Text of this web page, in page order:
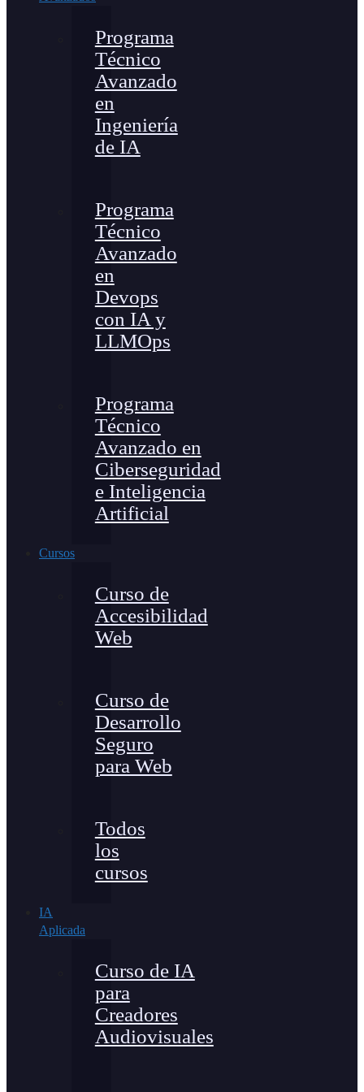
Programa
Técnico
Avanzado
en
Ingeniería
de IA
Programa
Técnico
Avanzado
en
Devops
con IA y
LLMOps
Programa
Técnico
Avanzado en
Ciberseguridad
e Inteligencia
Artificial
Cursos
Curso de
Accesibilidad
Web
Curso de
Desarrollo
Seguro
para Web
Todos
los
cursos
IA
Aplicada
Curso de IA
para
Creadores
Audiovisuales